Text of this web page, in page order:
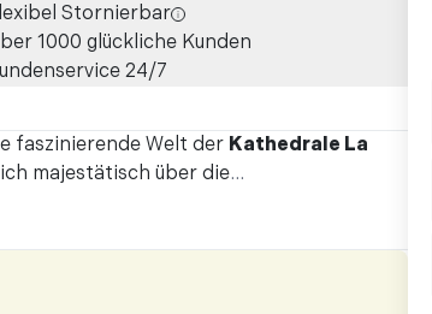
Stornierbar
1000 glückliche Kunden
24/7
faszinierende Welt der Kathedrale La
majestätisch über die...